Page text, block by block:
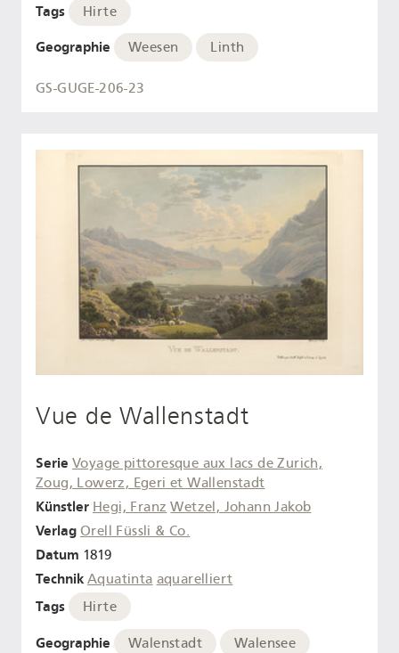
Tags Hirte
Geographie Weesen Linth
GS-GUGE-206-23
Vue de Wallenstadt
Serie Voyage pittoresque aux lacs de Zurich,
Zoug, Lowerz, Egeri et Wallenstadt
Künstler Hegi, Franz Wetzel, Johann Jakob
Verlag Orell Füssli & Co.
Datum 1819
Technik Aquatinta aquarelliert
Tags Hirte
Geographie Walenstadt Walensee